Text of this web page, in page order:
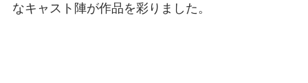
なキャスト陣が作品を彩りました。